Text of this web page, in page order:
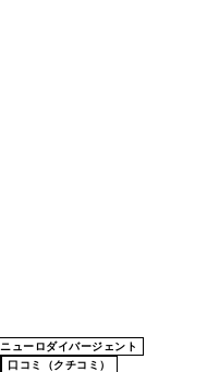
ニューロダイバージェント
口コミ（クチコミ）